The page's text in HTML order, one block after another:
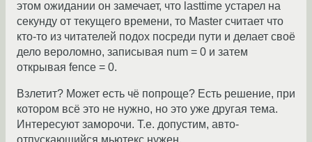
этом ожидании он замечает, что lasttime устарел на
секунду от текущего времени, то Master считает что
кто-то из читателей подох посреди пути и делает своё
дело вероломно, записывая num = 0 и затем
открывая fence = 0.
Взлетит? Может есть чё попроще? Есть решение, при
котором всё это не нужно, но это уже другая тема.
Интересуют заморочи. Т.е. допустим, авто-
отпускающийся мьютекс нужен.